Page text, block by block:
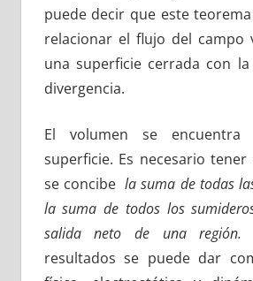
puede decir que este
relacionar el flujo del campo
una superficie cerrada con
divergencia.
El volumen se encuentra
superficie. Es necesario
se concibela suma de todas
la suma de todos los
salida neto de una región.
resultados se puede dar